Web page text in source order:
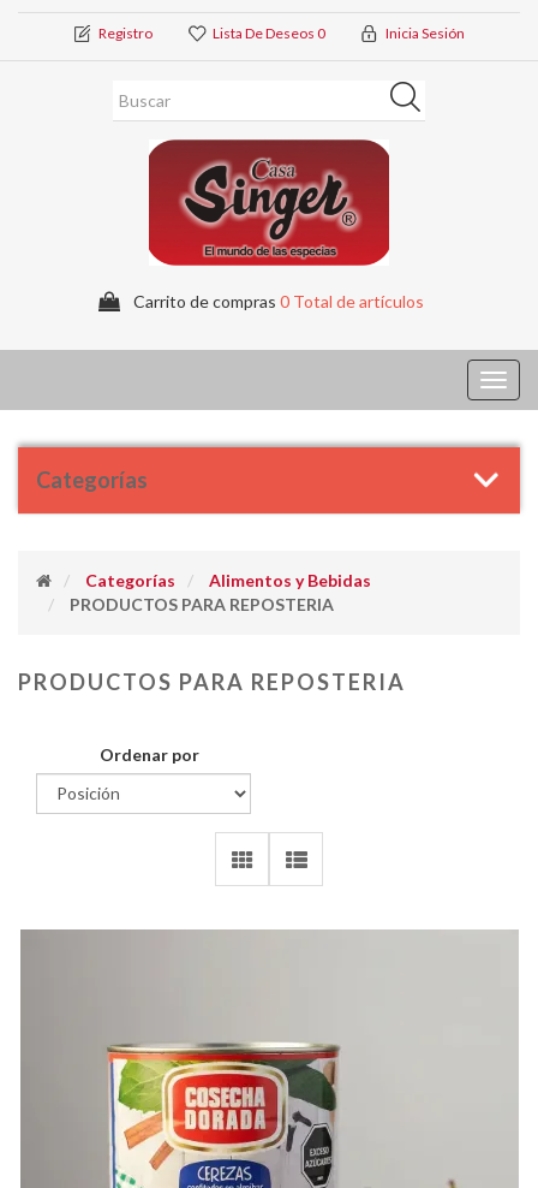
Registro Lista De Deseos 0 Inicia Sesión
Carrito de compras 0 Total de artículos
Categorías
Categorías
Alimentos y Bebidas
PRODUCTOS PARA REPOSTERIA
PRODUCTOS PARA REPOSTERIA
Ordenar por